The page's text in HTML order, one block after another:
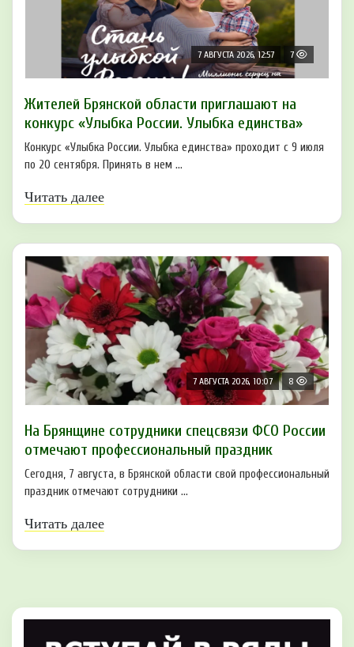
7 АВГУСТА 2026, 12:57 7
Жителей Брянской области приглашают на
конкурс «Улыбка России. Улыбка единства»
Конкурс «Улыбка России. Улыбка единства» проходит с 9 июля
по 20 сентября. Принять в нем ...
Читать далее
7 АВГУСТА 2026, 10:07 8
На Брянщине сотрудники спецсвязи ФСО России
отмечают профессиональный праздник
Сегодня, 7 августа, в Брянской области свой профессиональный
праздник отмечают сотрудники ...
Читать далее